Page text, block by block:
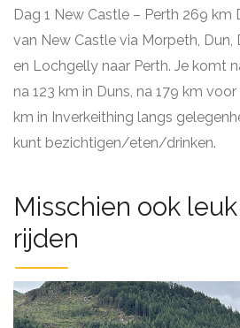
Dag 1 New Castle – Perth 269 km
van New Castle via Morpeth, Dun,
en Lochgelly naar Perth. Je komt
na 123 km in Duns, na 179 km
km in Inverkeithing langs
kunt bezichtigen/eten/drinken.
Misschien ook
rijden